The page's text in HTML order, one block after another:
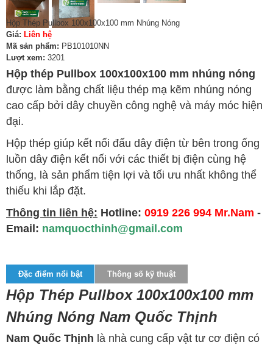
Hộp Thép Pullbox 100x100x100 mm Nhúng Nóng
Giá: Liên hệ
Mã sản phẩm: PB101010NN
Lượt xem: 3201
Hộp thép Pullbox 100x100x100 mm nhúng nóng
được làm bằng chất liệu thép mạ kẽm nhúng nóng
cao cấp bởi dây chuyền công nghệ và máy móc hiện
đại.
Hộp thép giúp kết nối đấu dây điện từ bên trong ống
luồn dây điện kết nối với các thiết bị điện cùng hệ
thống, là sản phẩm tiện lợi và tối ưu nhất không thể
thiếu khi lắp đặt.
Thông tin liên hệ: Hotline: 0919 226 994 Mr.Nam -
Email: namquocthinh@gmail.com
Đặc điểm nổi bật Thông số kỹ thuật
Hộp Thép Pullbox 100x100x100 mm
Nhúng Nóng Nam Quốc Thịnh
Nam Quốc Thịnh là nhà cung cấp vật tư cơ điện có